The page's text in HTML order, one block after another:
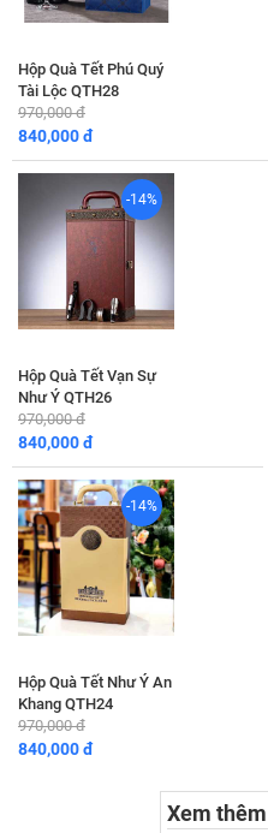
Hộp Quà Tết Phú Quý
Tài Lộc QTH28
970,000 đ
840,000 đ
-14%
Hộp Quà Tết Vạn Sự
Như Ý QTH26
970,000 đ
840,000 đ
-14%
Hộp Quà Tết Như Ý An
Khang QTH24
970,000 đ
840,000 đ
Xem thêm